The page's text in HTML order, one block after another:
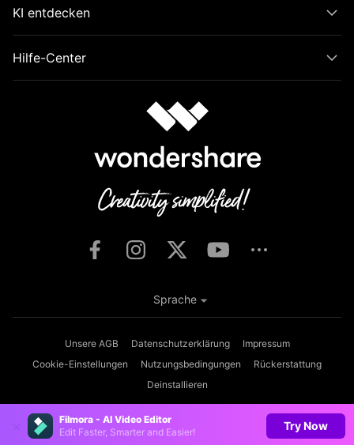
Filmora - AI Video Editor
Edit Faster, Smarter and Easier!
Try Now
KI entdecken
Hilfe-Center
Unsere AGB Datenschutzerklärung
Impressum
Cookie-Einstellungen
Nutzungsbedingungen
Rückerstattung
Deinstallieren
Sprache